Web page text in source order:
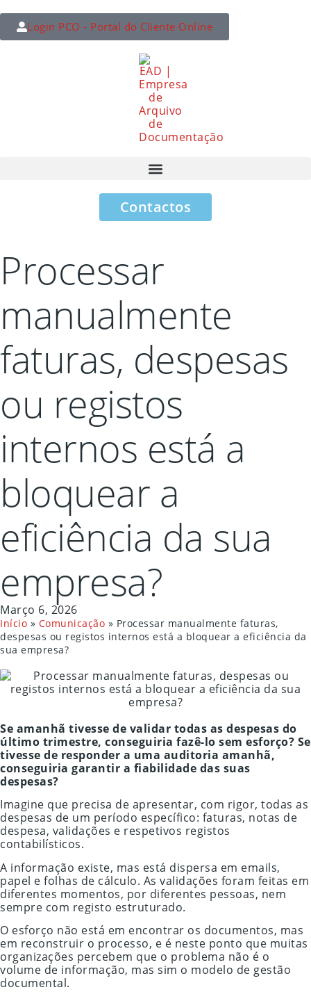
Login PCO - Portal do Cliente Online
Contactos
Processar
manualmente
faturas, despesas
ou registos
internos está a
bloquear a
eficiência da sua
empresa?
Março 6, 2026
Início » Comunicação » Processar manualmente faturas,
despesas ou registos internos está a bloquear a eficiência da
sua empresa?
Se amanhã tivesse de validar todas as despesas do
último trimestre, conseguiria fazê-lo sem esforço? Se
tivesse de responder a uma auditoria amanhã,
conseguiria garantir a fiabilidade das suas
despesas?
Imagine que precisa de apresentar, com rigor, todas as
despesas de um período específico: faturas, notas de
despesa, validações e respetivos registos
contabilísticos.
A informação existe, mas está dispersa em emails,
papel e folhas de cálculo. As validações foram feitas em
diferentes momentos, por diferentes pessoas, nem
sempre com registo estruturado.
O esforço não está em encontrar os documentos, mas
em reconstruir o processo, e é neste ponto que muitas
organizações percebem que o problema não é o
volume de informação, mas sim o modelo de gestão
documental.